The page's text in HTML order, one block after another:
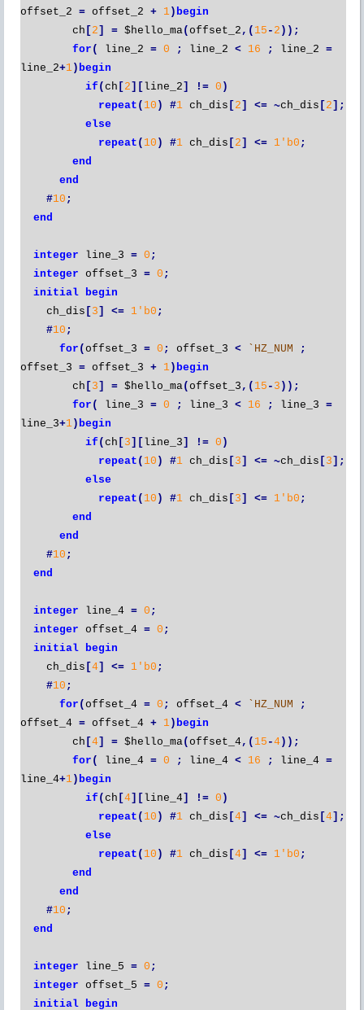
offset_2 = offset_2 + 1) begin
ch [ 2 ] = $hello_ma( offset_2 ,( 15 - 2 ));
for ( line_2 = 0 ; line_2 < 16 ; line_2 =
line_2+1) begin
if ( ch [ 2 ][ line_2 ] != 0 )
repeat ( 10 ) #1 ch_dis [ 2 ] <= ~ch_dis [ 2 ];
else
repeat ( 10 ) #1 ch_dis [ 2 ] <= 1'b0 ;
end
end
#10 ;
end
integer line_3 = 0 ;
integer offset_3 = 0 ;
initial
begin
ch_dis [ 3 ] <= 1'b0 ;
#10 ;
for ( offset_3 = 0 ; offset_3 < `HZ_NUM
;
offset_3 = offset_3 + 1) begin
ch [ 3 ] = $hello_ma( offset_3 ,( 15 - 3 ));
for ( line_3 = 0 ; line_3 < 16 ; line_3 =
line_3+1) begin
if ( ch [ 3 ][ line_3 ] != 0 )
repeat ( 10 ) #1 ch_dis [ 3 ] <= ~ch_dis [ 3 ];
else
repeat ( 10 ) #1 ch_dis [ 3 ] <= 1'b0 ;
end
end
#10 ;
end
integer line_4 = 0 ;
integer offset_4 = 0 ;
initial
begin
ch_dis [4] <= 1'b0 ;
#10 ;
for ( offset_4 = 0 ; offset_4 < `HZ_NUM
;
offset_4 = offset_4 + 1) begin
ch [4] = $hello_ma( offset_4,( 15 -4));
for ( line_4 = 0 ; line_4 < 16 ; line_4 =
line_4+1) begin
if ( ch [4][ line_4] != 0 )
repeat ( 10 ) #1 ch_dis [4] <= ~ch_dis [4];
else
repeat ( 10 ) #1 ch_dis [4] <= 1'b0 ;
end
end
#10 ;
end
integer line_5 = 0 ;
integer offset_5 = 0 ;
initial
begin